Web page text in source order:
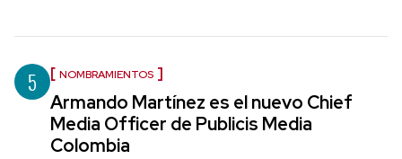
5 NOMBRAMIENTOS
Armando Martínez es el nuevo Chief
Media Officer de Publicis Media
Colombia